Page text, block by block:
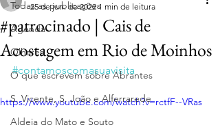
Todas as publicações
Agenda
Olhares
O que escrevem sobre Abrantes
S. Vicente, S. João e Alferrarede
Aldeia do Mato e Souto
#patrocinado | Cais de
Acostagem em Rio de Moinhos
25 de jun. de 2022 1 min de leitura
#contamoscomasuavisita
https://www.youtube.com/watch?v=rctfF--VRas